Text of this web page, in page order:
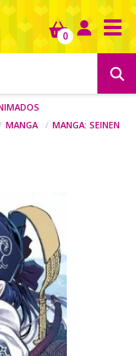
0
Manga Manga: seinen